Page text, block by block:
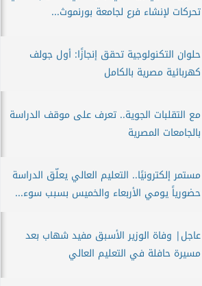
تحركات لإنشاء فرع لجامعة بورنموث...
حلوان التكنولوجية تحقق إنجازًا: أول جولف
كهربائية مصرية بالكامل
مع التقلبات الجوية.. تعرف على موقف الدراسة
بالجامعات المصرية
مستمر إلكترونيًا.. التعليم العالي يعلّق الدراسة
حضورياً يومي الأربعاء والخميس بسبب سوء...
عاجل| وفاة الوزير الأسبق مفيد شهاب بعد
مسيرة حافلة في التعليم العالي